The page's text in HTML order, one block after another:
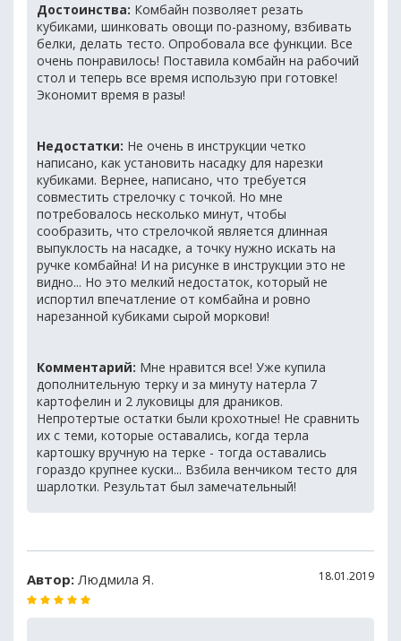
Достоинства: Комбайн позволяет резать
кубиками, шинковать овощи по-разному, взбивать
белки, делать тесто. Опробовала все функции. Все
очень понравилось! Поставила комбайн на рабочий
стол и теперь все время использую при готовке!
Экономит время в разы!
Недостатки: Не очень в инструкции четко
написано, как установить насадку для нарезки
кубиками. Вернее, написано, что требуется
совместить стрелочку с точкой. Но мне
потребовалось несколько минут, чтобы
сообразить, что стрелочкой является длинная
выпуклость на насадке, а точку нужно искать на
ручке комбайна! И на рисунке в инструкции это не
видно... Но это мелкий недостаток, который не
испортил впечатление от комбайна и ровно
нарезанной кубиками сырой моркови!
Комментарий: Мне нравится все! Уже купила
дополнительную терку и за минуту натерла 7
картофелин и 2 луковицы для драников.
Непротертые остатки были крохотные! Не сравнить
их с теми, которые оставались, когда терла
картошку вручную на терке - тогда оставались
гораздо крупнее куски... Взбила венчиком тесто для
шарлотки. Результат был замечательный!
Автор: Людмила Я. 18.01.2019